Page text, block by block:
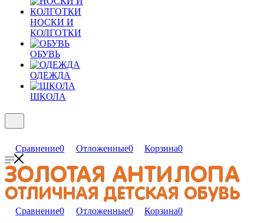
НОСКИ И
КОЛГОТКИ
ОБУВЬ
ОДЕЖДА
ШКОЛА
Сравнение0 Отложенные0 Корзина0
Сравнение0 Отложенные0 Корзина0